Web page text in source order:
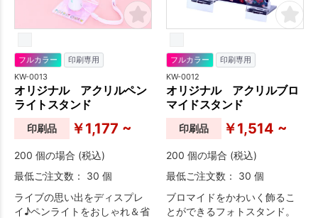
フルカラー 印刷専用
KW-0013
オリジナル アクリルペン
ライトスタンド
印刷品 ￥1,177 ~
200 個の場合 (税込)
最低ご注文数： 30 個
ライブの思い出をディスプレ
イ♪ペンライトをおしゃれ＆省
フルカラー 印刷専用
KW-0012
オリジナル アクリルブロ
マイドスタンド
印刷品 ￥1,514 ~
200 個の場合 (税込)
最低ご注文数： 30 個
ブロマイドをかわいく飾るこ
とができるフォトスタンド。